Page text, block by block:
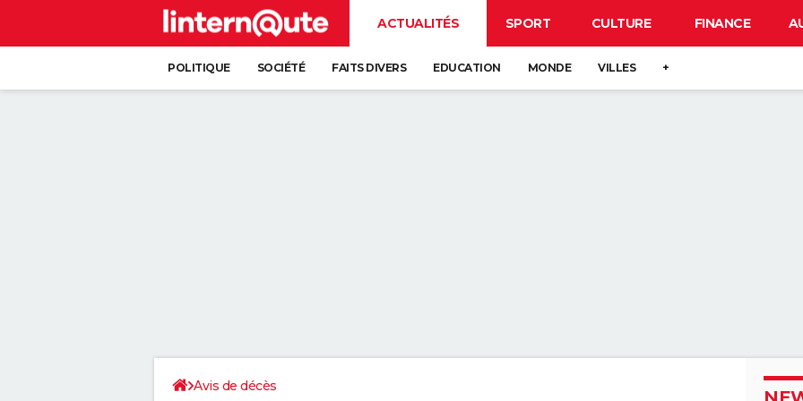
ACTUALITÉS SPORT CULTURE FINANCE
POLITIQUE SOCIÉTÉ FAITS DIVERS EDUCATION MONDE VILLES +
Avis de décès